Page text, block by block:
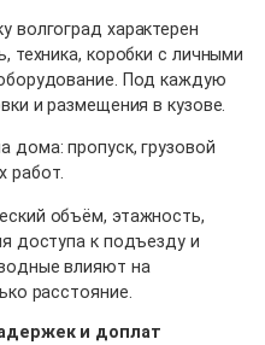
волгоград характерен
техника, коробки с личными
Под каждую
и размещения в кузове.
дома: пропуск, грузовой
работ.
объём, этажность,
доступа к подъезду и
влияют на
расстояние.
и доплат